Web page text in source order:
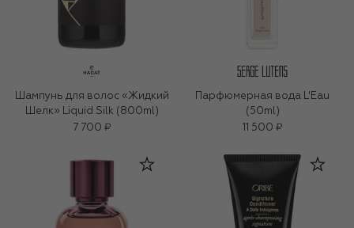
Шампунь для волос «Жидкий
Шелк» Liquid Silk (800ml)
7 700 ₽
Парфюмерная вода L'Eau
(50ml)
11 500 ₽